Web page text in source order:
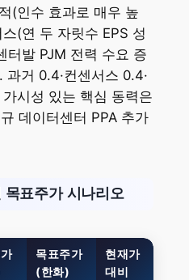
(인수 효과로 매우 높
(연 두 자릿수 EPS 성
터발 PJM 전력 수요 증
거 0.4·컨센서스 0.4·
시성 있는 핵심 동력은
데이터센터 PPA 추가
목표주가 시나리오
목표주가
(한화)
현재가
대비